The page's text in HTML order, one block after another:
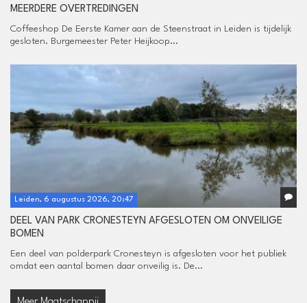
MEERDERE OVERTREDINGEN
Coffeeshop De Eerste Kamer aan de Steenstraat in Leiden is tijdelijk
gesloten. Burgemeester Peter Heijkoop...
Leiden, 6 augustus 2026, 20:47
DEEL VAN PARK CRONESTEYN AFGESLOTEN OM ONVEILIGE
BOMEN
Een deel van polderpark Cronesteyn is afgesloten voor het publiek
omdat een aantal bomen daar onveilig is. De...